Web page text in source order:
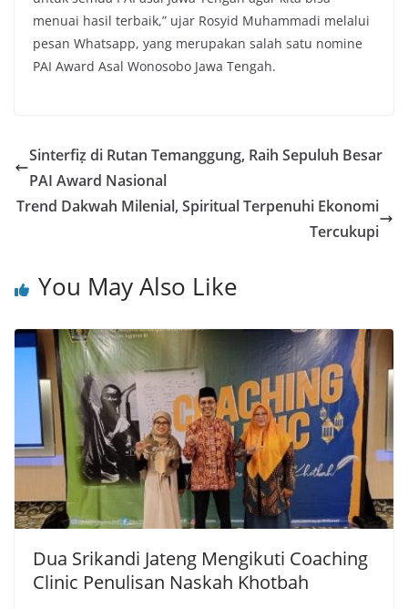
menuai hasil terbaik,” ujar Rosyid Muhammadi melalui
pesan Whatsapp, yang merupakan salah satu nomine
PAI Award Asal Wonosobo Jawa Tengah.
Sinterfiẓ di Rutan Temanggung, Raih Sepuluh Besar
PAI Award Nasional
Trend Dakwah Milenial, Spiritual Terpenuhi Ekonomi
Tercukupi
You May Also Like
Dua Srikandi Jateng Mengikuti Coaching
Clinic Penulisan Naskah Khotbah